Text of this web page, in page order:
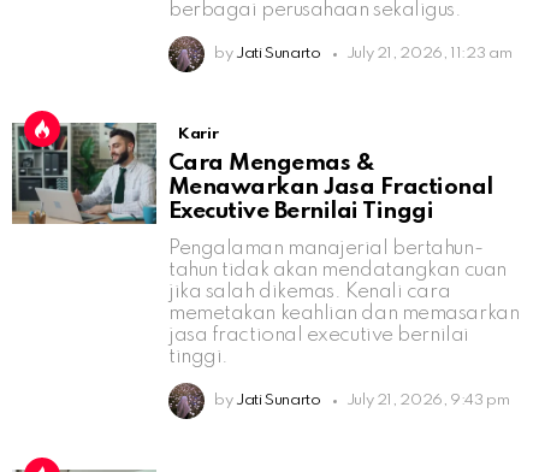
berbagai perusahaan sekaligus.
by Jati Sunarto July 21, 2026, 11:23 am
Karir
Cara Mengemas &
Menawarkan Jasa Fractional
Executive Bernilai Tinggi
Pengalaman manajerial bertahun-
tahun tidak akan mendatangkan cuan
jika salah dikemas. Kenali cara
memetakan keahlian dan memasarkan
jasa fractional executive bernilai
tinggi.
by Jati Sunarto July 21, 2026, 9:43 pm